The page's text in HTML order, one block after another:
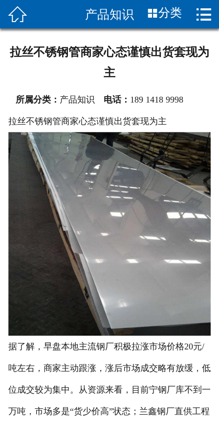
 首页
产品应用
联系我们
 产品知识 分类 
拉丝不锈钢管商家心态谨慎出货套现为
主
所属分类： 产品知识 电话： 189 1418 9998
拉丝不锈钢管商家心态谨慎出货套现为主
据了解，早盘本地主流钢厂积极拉涨市场价格20元/
吨左右，商家主动跟涨，涨后市场成交略有放缓，低
位成交较为集中。从资源来看，目前宁钢厂库不到一
万吨，市场多是“货少价高”状态；兰鑫钢厂直供工程